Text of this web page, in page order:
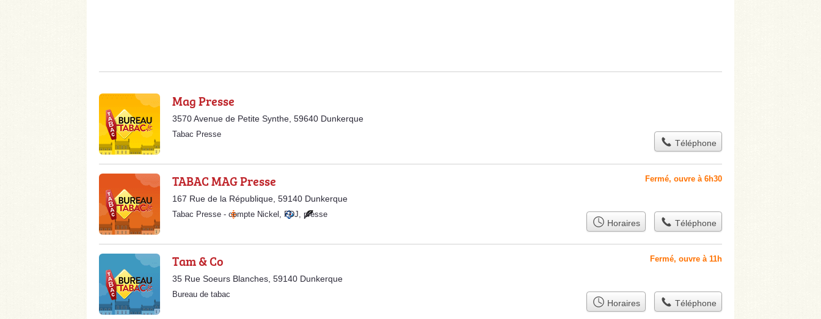
Mag Presse
3570 Avenue de Petite Synthe, 59640 Dunkerque
Tabac Presse
Téléphone
TABAC MAG Presse
167 Rue de la République, 59140 Dunkerque
Fermé, ouvre à 6h30
Tabac Presse - compte Nickel , FDJ, presse
Horaires Téléphone
Tam & Co
35 Rue Soeurs Blanches, 59140 Dunkerque
Fermé, ouvre à 11h
Bureau de tabac
Horaires Téléphone